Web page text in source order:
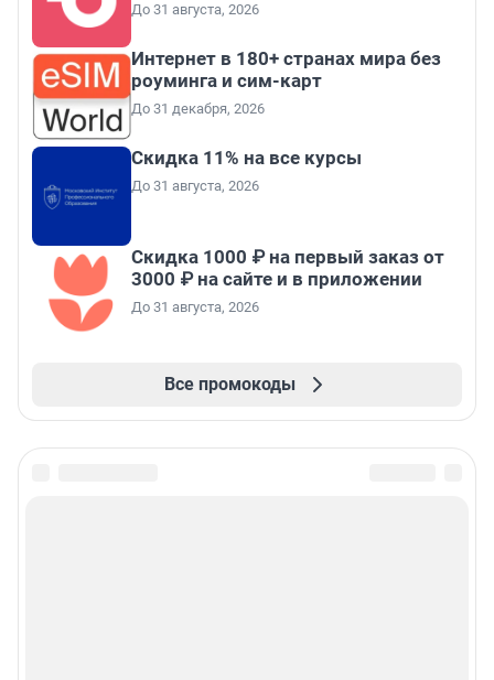
До 31 августа, 2026
Интернет в 180+ странах мира без
роуминга и сим-карт
До 31 декабря, 2026
Скидка 11% на все курсы
До 31 августа, 2026
Скидка 1000 ₽ на первый заказ от
3000 ₽ на сайте и в приложении
До 31 августа, 2026
Все промокоды